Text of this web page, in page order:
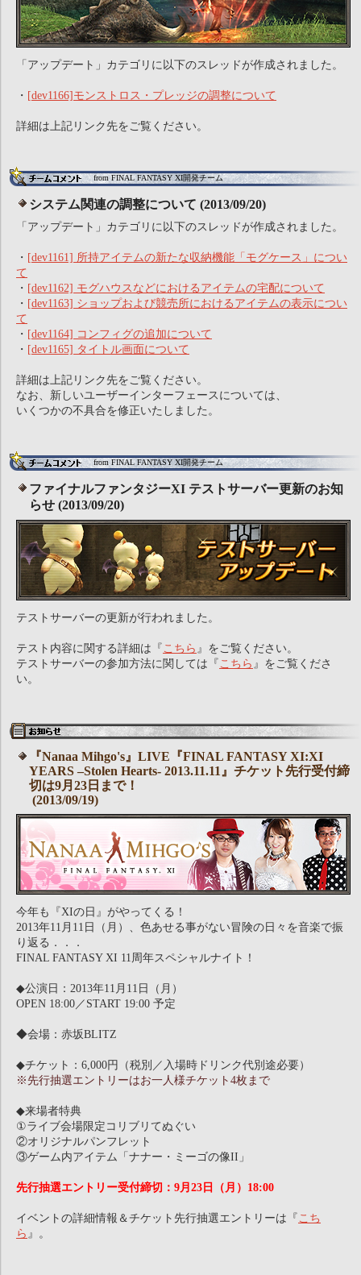
「アップデート」カテゴリに以下のスレッドが作成されました。
・ [dev1166]モンストロス・プレッジの調整について
詳細は上記リンク先をご覧ください。
from FINAL FANTASY XI開発チーム
システム関連の調整について (2013/09/20)
「アップデート」カテゴリに以下のスレッドが作成されました。
・ [dev1161] 所持アイテムの新たな収納機能「モグケース」につい
て
・ [dev1162] モグハウスなどにおけるアイテムの宅配について
・ [dev1163] ショップおよび競売所におけるアイテムの表示につい
て
・ [dev1164] コンフィグの追加について
・ [dev1165] タイトル画面について
詳細は上記リンク先をご覧ください。
なお、新しいユーザーインターフェースについては、
いくつかの不具合を修正いたしました。
from FINAL FANTASY XI開発チーム
ファイナルファンタジーXI テストサーバー更新のお知
らせ (2013/09/20)
テストサーバーの更新が行われました。
テスト内容に関する詳細は『 こちら 』をご覧ください。
テストサーバーの参加方法に関しては『 こちら 』をご覧くださ
い。
『Nanaa Mihgo's』LIVE『FINAL FANTASY XI:XI
YEARS –Stolen Hearts- 2013.11.11』チケット先行受付締
切は9月23日まで！
(2013/09/19)
今年も『XIの日』がやってくる！
2013年11月11日（月）、色あせる事がない冒険の日々を音楽で振
り返る．．．
FINAL FANTASY XI 11周年スペシャルナイト！
◆公演日：2013年11月11日（月）
OPEN 18:00／START 19:00 予定
◆会場：赤坂BLITZ
◆チケット：6,000円（税別／入場時ドリンク代別途必要）
※先行抽選エントリーはお一人様チケット4枚まで
◆来場者特典
①ライブ会場限定コリブリてぬぐい
②オリジナルパンフレット
③ゲーム内アイテム「ナナー・ミーゴの像II」
先行抽選エントリー受付締切：9月23日（月）18:00
イベントの詳細情報＆チケット先行抽選エントリーは『 こち
ら 』。